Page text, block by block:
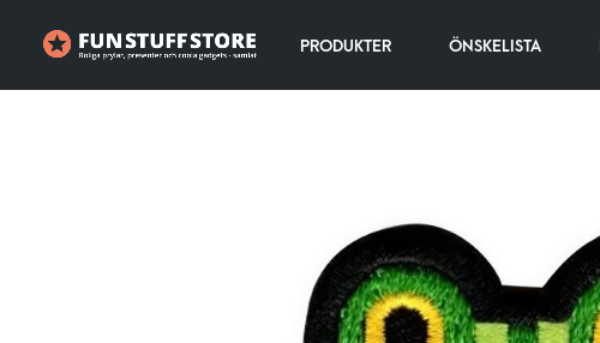
PRODUKTER ÖNSKELISTA